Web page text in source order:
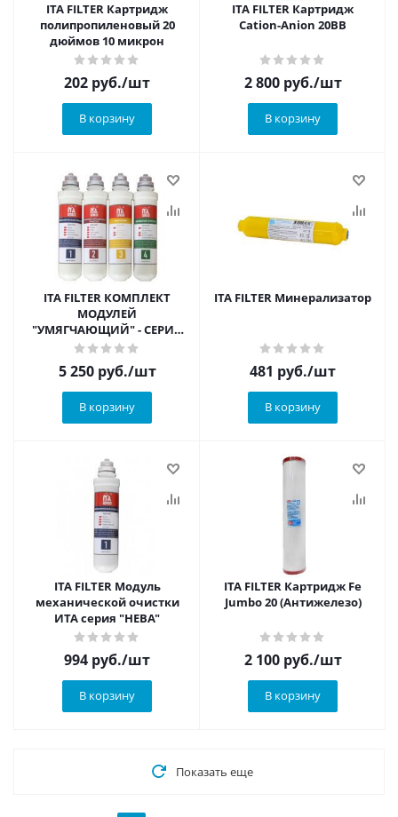
ITA FILTER Картридж
полипропиленовый 20
дюймов 10 микрон
202 руб./шт
В корзину
ITA FILTER Картридж
Cation-Anion 20BB
2 800руб./шт
В корзину
ITA FILTER КОМПЛЕКТ
МОДУЛЕЙ
"УМЯГЧАЮЩИЙ" - СЕРИЯ
"НЕВА"
5 250руб./шт
В корзину
ITA FILTER Минерализатор
481 руб./шт
В корзину
ITA FILTER Модуль
механической очистки
ИТА серия "НЕВА"
994 руб./шт
В корзину
ITA FILTER Картридж Fe
Jumbo 20 (Антижелезо)
2 100руб./шт
В корзину
Показать еще